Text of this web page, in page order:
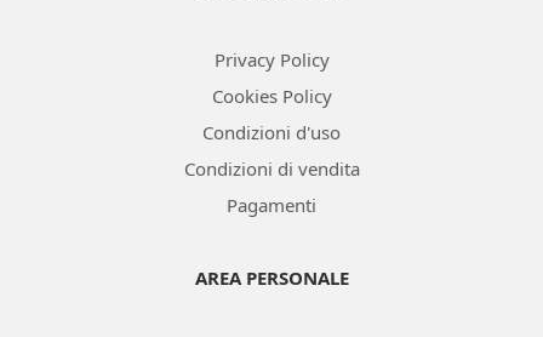
Privacy Policy
Cookies Policy
Condizioni d'uso
Condizioni di vendita
Pagamenti
AREA PERSONALE